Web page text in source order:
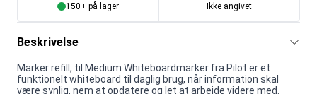
150+ på lager Ikke angivet
Beskrivelse
Marker refill, til Medium Whiteboardmarker fra Pilot er et
funktionelt whiteboard til daglig brug, når information skal
være synlig, nem at opdatere og let at arbejde videre med.